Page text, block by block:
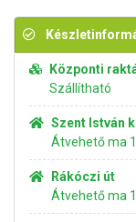
Központi
Szállítható
Szent István
Átvehető ma
Rákóczi út
Átvehető ma